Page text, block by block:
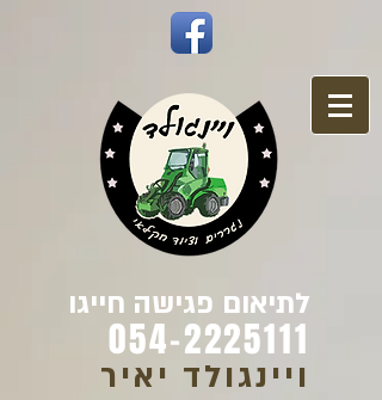
לתיאום פגישה חייגו
054-2225111
ויינגולד יאיר